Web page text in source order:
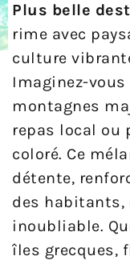
Plus belle
rime avec
culture
Imaginez-
montagnes
repas local ou
coloré. Ce
détente,
des habitants,
inoubliable.
îles grecques,